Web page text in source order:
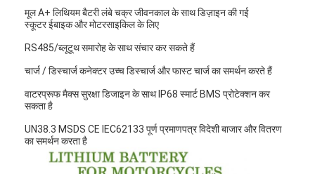
मूल A+ लिथियम बैटरी लंबे चक्र जीवनकाल के साथ डिज़ाइन की गई
स्कूटर ईबाइक और मोटरसाइकिल के लिए
RS485/ब्लूटूथ समारोह के साथ संचार कर सकते हैं
चार्ज / डिस्चार्ज कनेक्टर उच्च डिस्चार्ज और फास्ट चार्ज का समर्थन करते हैं
वाटरप्रूफ मैक्स सुरक्षा डिजाइन के साथ IP68 स्मार्ट BMS प्रोटेक्शन कर
सकता है
UN38.3 MSDS CE IEC62133 पूर्ण प्रमाणपत्र विदेशी बाजार और वितरण
का समर्थन करता है